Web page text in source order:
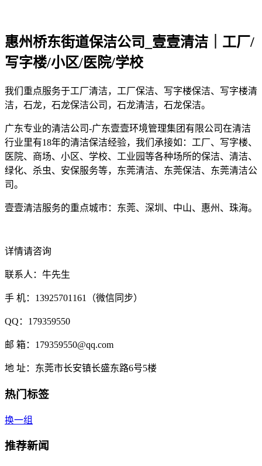
惠州桥东街道保洁公司_壹壹清洁｜工厂/
写字楼/小区/医院/学校
我们重点服务于工厂清洁，工厂保洁、写字楼保洁、写字楼清
洁，石龙，石龙保洁公司，石龙清洁，石龙保洁。
广东专业的清洁公司-广东壹壹环境管理集团有限公司在清洁
行业里有18年的清洁保洁经验，我们承接如：工厂、写字楼、
医院、商场、小区、学校、工业园等各种场所的保洁、清洁、
绿化、杀虫、安保服务等，东莞清洁、东莞保洁、东莞清洁公
司。
壹壹清洁服务的重点城市：东莞、深圳、中山、惠州、珠海。
详情请咨询
联系人：牛先生
手 机：13925701161（微信同步）
QQ：179359550
邮 箱：179359550@qq.com
地 址：东莞市长安镇长盛东路6号5楼
热门标签
换一组
推荐新闻